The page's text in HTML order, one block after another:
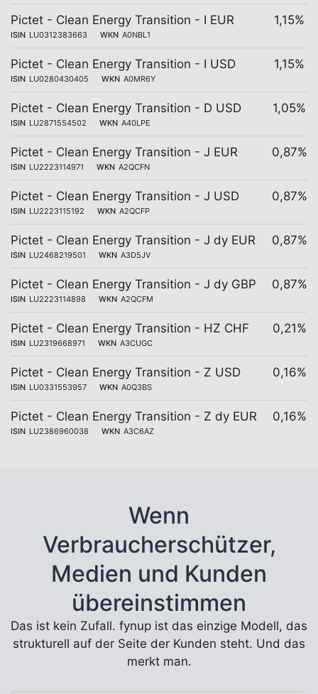
Pictet - Clean Energy Transition - I EUR
ISIN LU0312383663 WKN A0NBL1
1,15%
Pictet - Clean Energy Transition - I USD
ISIN LU0280430405 WKN A0MR6Y
1,15%
Pictet - Clean Energy Transition - D USD
ISIN LU2871554502 WKN A40LPE
1,05%
Pictet - Clean Energy Transition - J EUR
ISIN LU2223114971 WKN A2QCFN
0,87%
Pictet - Clean Energy Transition - J USD
ISIN LU2223115192 WKN A2QCFP
0,87%
Pictet - Clean Energy Transition - J dy EUR
ISIN LU2468219501 WKN A3D5JV
0,87%
Pictet - Clean Energy Transition - J dy GBP
ISIN LU2223114898 WKN A2QCFM
0,87%
Pictet - Clean Energy Transition - HZ CHF
ISIN LU2319668971 WKN A3CUGC
0,21%
Pictet - Clean Energy Transition - Z USD
ISIN LU0331553957 WKN A0Q3BS
0,16%
Pictet - Clean Energy Transition - Z dy EUR
ISIN LU2386960038 WKN A3C6AZ
0,16%
Wenn
Verbraucherschützer,
Medien und Kunden
übereinstimmen
Das ist kein Zufall. fynup ist das einzige Modell, das
strukturell auf der Seite der Kunden steht. Und das
merkt man.